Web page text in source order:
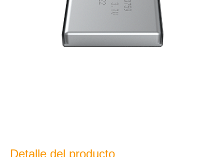
Detalle del producto